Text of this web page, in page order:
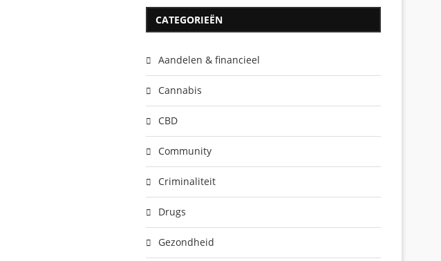
CATEGORIEËN
Aandelen & financieel
Cannabis
CBD
Community
Criminaliteit
Drugs
Gezondheid